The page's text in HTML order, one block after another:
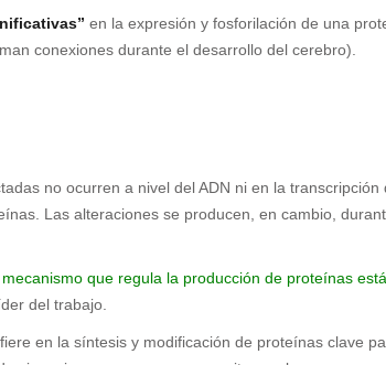
en la expresión y fosforilación de una
conexiones durante el desarrollo del cerebro).
no ocurren a nivel del ADN ni en la
Las alteraciones se producen, en cambio,
que regula la producción de proteínas
del trabajo.
en la síntesis y modificación de proteínas clave